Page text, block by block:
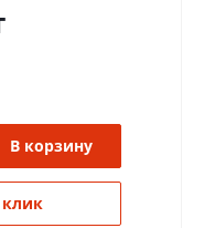
В корзину
клик